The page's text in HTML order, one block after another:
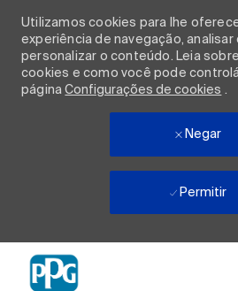
Utilizamos cookies para lhe
experiência de navegação,
personalizar o conteúdo. Leia
cookies e como você pode
páginaConfigurações de cookies .
Negar
Permitir